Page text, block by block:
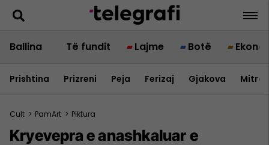
Ballina Të fundit Lajme Botë
Prishtina Prizreni Peja Ferizaj Gjakova
Cult > PamArt > Piktura
Kryevepra e anashkaluar e